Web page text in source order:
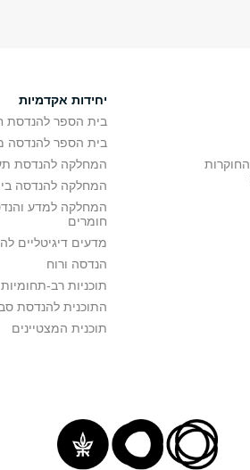
יחידות אקדמיות
בית הספר להנדסת
בית הספר להנדסה
המחלקה להנדסת
המחלקה להנדסה
המחלקה למדע
חומרים
מדעים דיגיטליים
הנדסה ורוח
תוכניות רב-תחומיות
התוכנית להנדסת
תוכנית המצטיינים